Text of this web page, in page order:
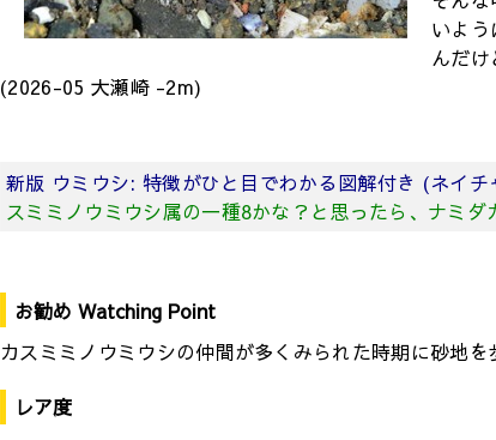
いよ
んだけ
(2026-05 大瀬崎 -2m)
新版 ウミウシ: 特徴がひと目でわかる図解付き (ネイ
スミミノウミウシ属の一種8かな？と思ったら、ナミダ
お勧め Watching Point
カスミミノウミウシの仲間が多くみられた時期に砂地を
レア度